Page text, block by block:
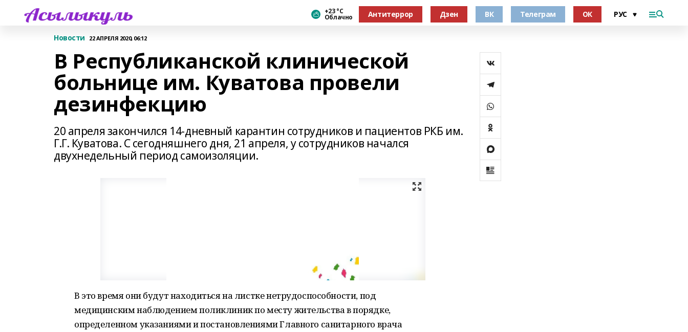
+23 °С
Облачно Антитеррор Дзен ВК Телеграм ОК
Новости 22 АПРЕЛЯ 2020, 06:12
В Республиканской клинической
больнице им. Куватова провели
дезинфекцию
20 апреля закончился 14-дневный карантин сотрудников и пациентов РКБ им.
Г.Г. Куватова. С сегодняшнего дня, 21 апреля, у сотрудников начался
двухнедельный период самоизоляции.
В это время они будут находиться на листке нетрудоспособности, под
медицинским наблюдением поликлиник по месту жительства в порядке,
определенном указаниями и постановлениями Главного санитарного врача